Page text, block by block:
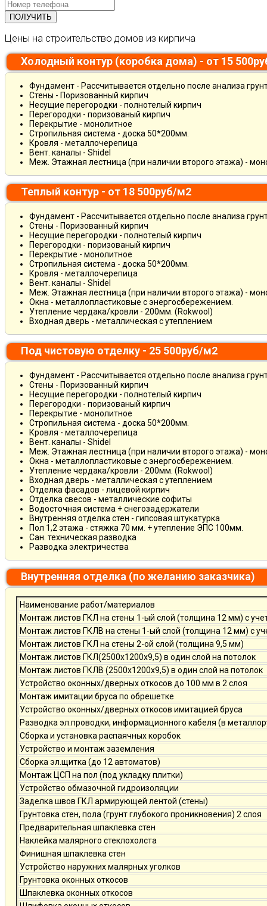
Цены на строительство домов из кирпича
Холодный контур (коробка дома) - от 15
Фундамент - Рассчитывается отдельно после анализа
Стены - Поризованный кирпич
Несущие перегородки - полнотелый кирпич
Перегородки - поризованый кирпич
Перекрытие - монолитное
Стропильная система - доска 50*200мм.
Кровля - металлочерепица
Вент. каналы - Shidel
Меж. Этажная лестница (при наличии второго этажа) -
Теплый контур - от 18 500руб/м2
Фундамент - Рассчитывается отдельно после анализа
Стены - Поризованный кирпич
Несущие перегородки - полнотелый кирпич
Перегородки - поризованый кирпич
Перекрытие - монолитное
Стропильная система - доска 50*200мм.
Кровля - металлочерепица
Вент. каналы - Shidel
Меж. Этажная лестница (при наличии второго этажа) -
Окна - металлопластиковые с энергосбережением.
Утепление чердака/кровли - 200мм. (Rokwool)
Входная дверь - металлическая с утеплением
Под чистовую отделку - 25 500руб/м2
Фундамент - Рассчитывается отдельно после анализа
Стены - Поризованный кирпич
Несущие перегородки - полнотелый кирпич
Перегородки - поризованый кирпич
Перекрытие - монолитное
Стропильная система - доска 50*200мм.
Кровля - металлочерепица
Вент. каналы - Shidel
Меж. Этажная лестница (при наличии второго этажа) -
Окна - металлопластиковые с энергосбережением.
Утепление чердака/кровли - 200мм. (Rokwool)
Входная дверь - металлическая с утеплением
Отделка фасадов - лицевой кирпич
Отделка свесов - металлические софиты
Водосточная система + снегозадержатели
Внутренняя отделка стен - гипсовая штукатурка
Пол 1,2 этажа - стяжка 70 мм. + утепление ЭПС 100мм.
Сан. техническая разводка
Разводка электричества
Внутренняя отделка (по желанию заказчика)
Наименование работ/материалов
Монтаж листов ГКЛ на стены 1-ый слой (толщина 12 мм) с
Монтаж листов ГКЛВ на стены 1-ый слой (толщина 12 мм) с
Монтаж листов ГКЛ на стены 2-ой слой (толщина 9,5 мм)
Монтаж листов ГКЛ(2500х1200х9,5) в один слой на потолок
Монтаж листов ГКЛВ (2500х1200х9,5) в один слой на потолок
Устройство оконных/дверных откосов до 100 мм в 2 слоя
Монтаж имитации бруса по обрешетке
Устройство оконных/дверных откосов имитацией бруса
Разводка эл.проводки, информационного кабеля (в
Сборка и установка распаячных коробок
Устройство и монтаж заземления
Сборка эл.щитка (до 12 автоматов)
Монтаж ЦСП на пол (под укладку плитки)
Устройство обмазочной гидроизоляции
Заделка швов ГКЛ армирующей лентой (стены)
Грунтовка стен, пола (грунт глубокого проникновения) 2 слоя
Предварительная шпаклевка стен
Наклейка малярного стеклохолста
Финишная шпаклевка стен
Устройство наружних малярных уголков
Грунтовка оконных откосов
Шпаклевка оконных откосов